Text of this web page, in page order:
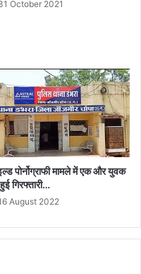
October 2021
पोर्नोग्राफी मामले में एक और युवक
गिरफ्तारी…
August 2022